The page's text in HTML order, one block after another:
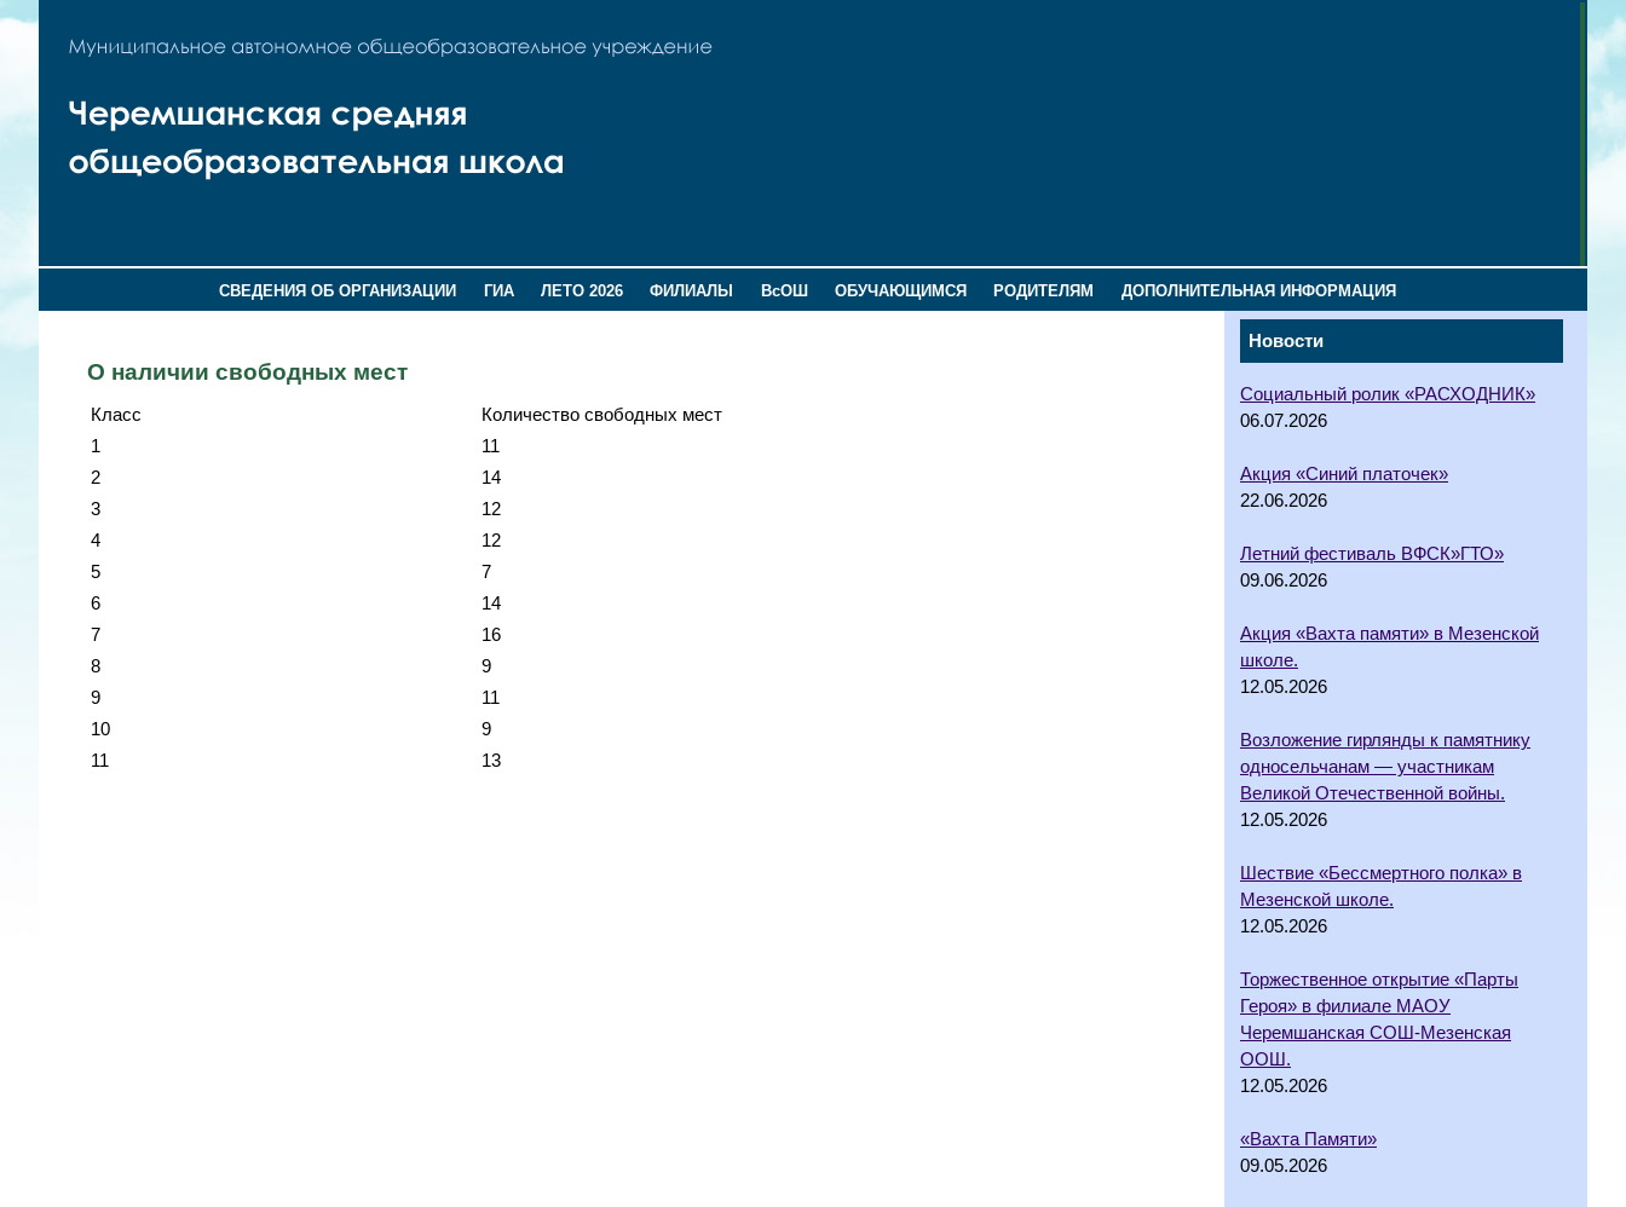
СВЕДЕНИЯ ОБ ОРГАНИЗАЦИИ ГИА ЛЕТО 2026 ФИЛИАЛЫ ВсОШ ОБУЧАЮЩИМСЯ РОДИТЕЛЯМ ДОПОЛНИТЕЛЬНАЯ ИНФОРМАЦИЯ
Новости
Социальный ролик «РАСХОДНИК»
06.07.2026
Акция «Синий платочек»
22.06.2026
Летний фестиваль ВФСК»ГТО»
09.06.2026
Акция «Вахта памяти» в Мезенской
школе.
12.05.2026
Возложение гирлянды к памятнику
односельчанам — участникам
Великой Отечественной войны.
12.05.2026
Шествие «Бессмертного полка» в
Мезенской школе.
12.05.2026
Торжественное открытие «Парты
Героя» в филиале МАОУ
Черемшанская СОШ-Мезенская
ООШ.
12.05.2026
«Вахта Памяти»
09.05.2026
О наличии свободных мест
Класс
Количество свободных мест
1
11
2
14
3
12
4
12
5
7
6
14
7
16
8
9
9
11
10
9
11
13